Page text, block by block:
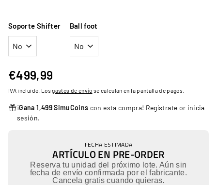
Soporte Shifter Ball foot
Precio
habitual
€499,99
IVA incluido. Losgastos de envío se calculan en la pantalla de pagos.
¡Gana 1,499 SimuCoins con esta compra! Regístrate or inicia
sesión.
FECHA ESTIMADA
ARTÍCULO EN PRE-ORDER
Reserva tu unidad del próximo lote. Aún sin
fecha de envío confirmada por el fabricante.
Cancela gratis cuando quieras.